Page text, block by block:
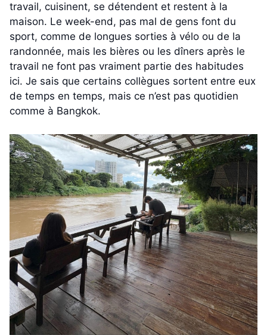
travail, cuisinent, se détendent et restent à la
maison. Le week-end, pas mal de gens font du
sport, comme de longues sorties à vélo ou de la
randonnée, mais les bières ou les dîners après le
travail ne font pas vraiment partie des habitudes
ici. Je sais que certains collègues sortent entre eux
de temps en temps, mais ce n’est pas quotidien
comme à Bangkok.